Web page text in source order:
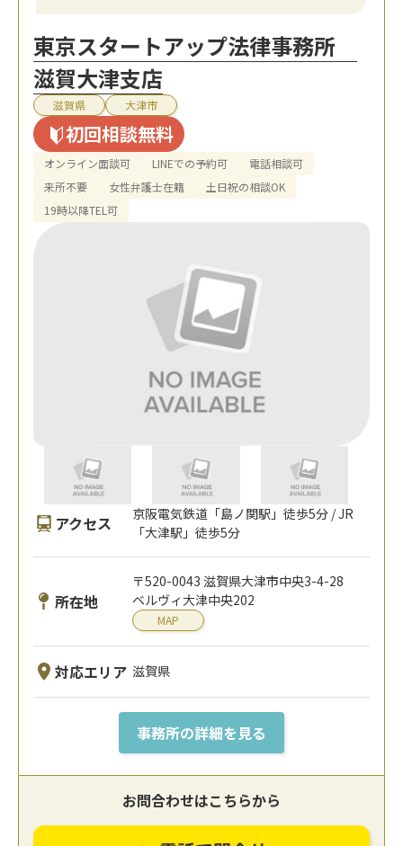
東京スタートアップ法律事務所
滋賀大津支店
滋賀県 大津市
初回相談無料
オンライン面談可 LINEでの予約可
電話相談可
来所不要
女性弁護士在籍
土日祝の相談OK
19時以降TEL可
アクセス
京阪電気鉄道「島ノ関駅」徒歩5分 / JR
「大津駅」徒歩5分
所在地
〒520-0043 滋賀県大津市中央3-4-28
ベルヴィ大津中央202
MAP
対応エリア 滋賀県
事務所の詳細を見る
お問合わせはこちらから